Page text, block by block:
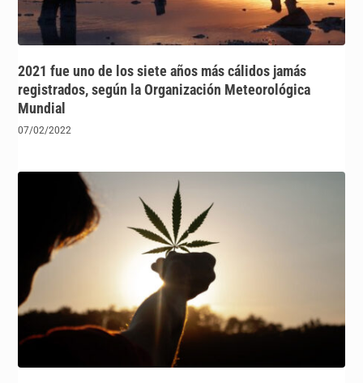
2021 fue uno de los siete años más cálidos jamás
registrados, según la Organización Meteorológica
Mundial
07/02/2022